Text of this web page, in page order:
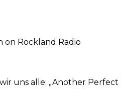
on Rockland Radio
uns alle: „Another